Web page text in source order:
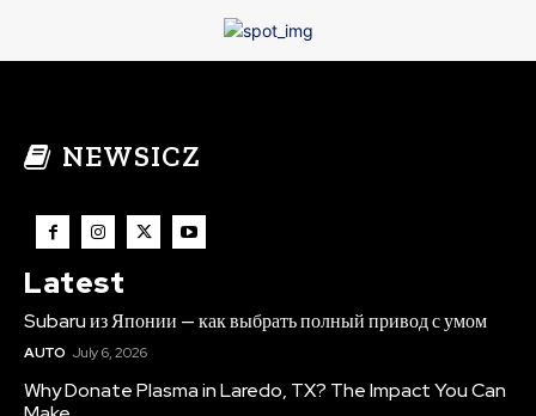
NEWSICZ
Latest
Subaru из Японии — как выбрать полный привод с умом
AUTO July 6, 2026
Why Donate Plasma in Laredo, TX? The Impact You Can